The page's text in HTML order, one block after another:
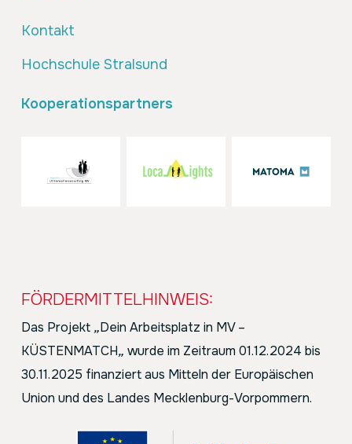
Kontakt
Hochschule Stralsund
Kooperationspartners
FÖRDERMITTELHINWEIS:
Das Projekt „Dein Arbeitsplatz in MV –
KÜSTENMATCH„ wurde im Zeitraum 01.12.2024 bis
30.11.2025 finanziert aus Mitteln der Europäischen
Union und des Landes Mecklenburg-Vorpommern.